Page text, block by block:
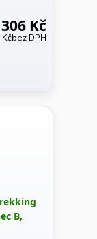
306 Kč
Kčbez DPH